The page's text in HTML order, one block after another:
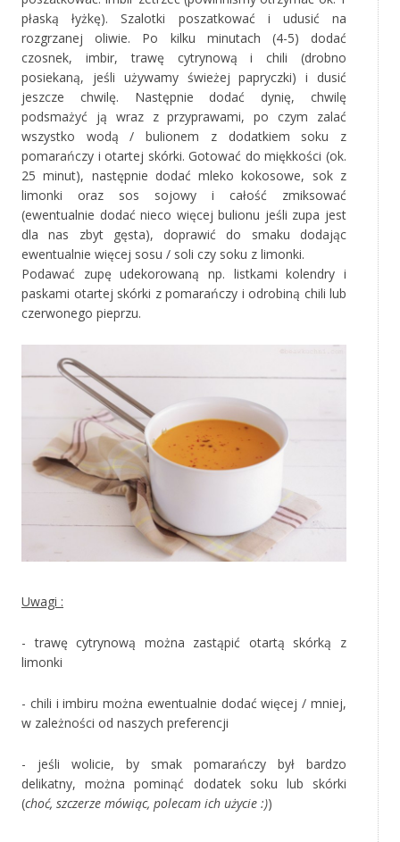
płaską łyżkę). Szalotki poszatkować i udusić na
rozgrzanej oliwie. Po kilku minutach (4-5) dodać
czosnek, imbir, trawę cytrynową i chili (drobno
posiekaną, jeśli używamy świeżej papryczki) i dusić
jeszcze chwilę. Następnie dodać dynię, chwilę
podsmażyć ją wraz z przyprawami, po czym zalać
wszystko wodą / bulionem z dodatkiem soku z
pomarańczy i otartej skórki. Gotować do miękkości (ok.
25 minut), następnie dodać mleko kokosowe, sok z
limonki oraz sos sojowy i całość zmiksować
(ewentualnie dodać nieco więcej bulionu jeśli zupa jest
dla nas zbyt gęsta), doprawić do smaku dodając
ewentualnie więcej sosu / soli czy soku z limonki.
Podawać zupę udekorowaną np. listkami kolendry i
paskami otartej skórki z pomarańczy i odrobiną chili lub
czerwonego pieprzu.
Uwagi :
- trawę cytrynową można zastąpić otartą skórką z
limonki
- chili i imbiru można ewentualnie dodać więcej / mniej,
w zależności od naszych preferencji
- jeśli wolicie, by smak pomarańczy był bardzo
delikatny, można pominąć dodatek soku lub skórki
(choć, szczerze mówiąc, polecam ich użycie :))